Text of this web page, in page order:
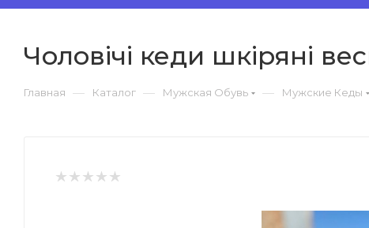
Чоловічі кеди шкіряні
Главная — Каталог — Мужская Обувь — Мужские Кеды